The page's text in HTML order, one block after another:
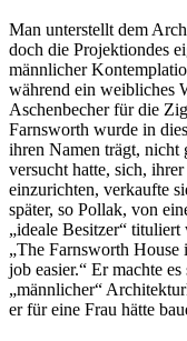
Man unterstellt dem
doch die Projektiondes
männlicher
während ein weibliches
Aschenbecher für die
Farnsworth wurde in
ihren Namen trägt, nicht
versucht hatte, sich,
einzurichten, verkaufte
später, so Pollak, von
„ideale Besitzer“
„The Farnsworth House
job easier.“ Er machte
„männlicher“
er für eine Frau hätte